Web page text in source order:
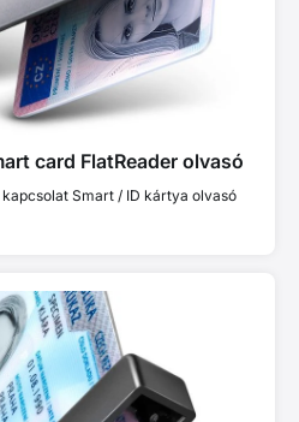
card FlatReader olvasó
Smart / ID kártya olvasó